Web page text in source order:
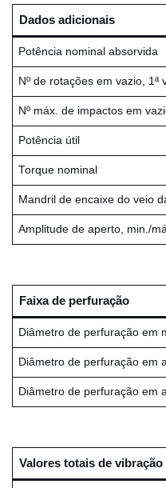
Dados adicionais
Potência nominal absorvida
Nº de rotações em vazio, 1ª
Nº máx. de impactos em
Potência útil
Torque nominal
Mandril de encaixe do veio
Amplitude de aperto, min./
Faixa de perfuração
Diâmetro de perfuração em
Diâmetro de perfuração em
Diâmetro de perfuração em
Valores totais de